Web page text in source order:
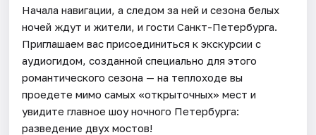
Начала навигации, а следом за ней и сезона белых
ночей ждут и жители, и гости Санкт-Петербурга.
Приглашаем вас присоединиться к экскурсии с
аудиогидом, созданной специально для этого
романтического сезона — на теплоходе вы
проедете мимо самых «открыточных» мест и
увидите главное шоу ночного Петербурга:
разведение двух мостов!